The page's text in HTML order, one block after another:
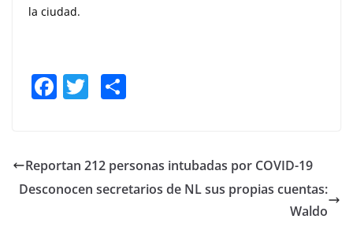
la ciudad.
F
e
b
T
er e
Reportan 212 personas intubadas por COVID-19
Desconocen secretarios de NL sus propias cuentas:
Waldo